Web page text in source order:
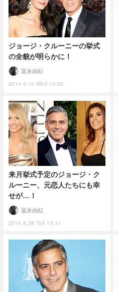
ジョージ・クルーニーの挙式
の全貌が明らかに！
2014.9.10 Wed 10:02
冨永由紀
来月挙式予定のジョージ・ク
ルーニー、元恋人たちにも幸
せが…！
2014.8.26 Tue 10:11
冨永由紀